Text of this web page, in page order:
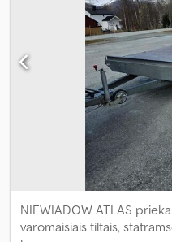
NIEWIADOW ATLAS
varomaisiais tiltais,